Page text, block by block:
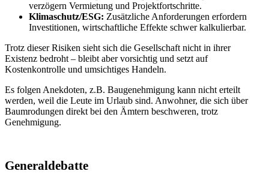
verzögern Vermietung und Projektfortschritte.
Klimaschutz/ESG: Zusätzliche Anforderungen erfordern
Investitionen, wirtschaftliche Effekte schwer kalkulierbar.
Trotz dieser Risiken sieht sich die Gesellschaft nicht in ihrer
Existenz bedroht – bleibt aber vorsichtig und setzt auf
Kostenkontrolle und umsichtiges Handeln.
Es folgen Anekdoten, z.B. Baugenehmigung kann nicht erteilt
werden, weil die Leute im Urlaub sind. Anwohner, die sich über
Baumrodungen direkt bei den Ämtern beschweren, trotz
Genehmigung.
Generaldebatte